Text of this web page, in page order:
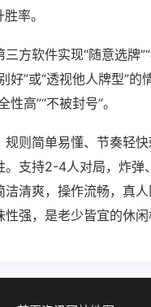
率。
方软件实现“随意选牌”“
好”或“透视他人牌型”
高”“不被封号”。
则简单易懂、节奏轻
支持2-4人对局，炸
清爽，操作流畅，真人
强，是老少皆宜的休闲